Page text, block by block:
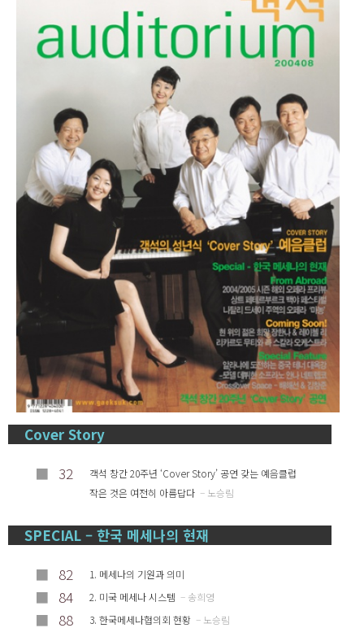
Cover Story
■ 32
객석 창간 20주년 ‘Cover Story’ 공연 갖는 예음클럽
작은 것은 여전히 아름답다 – 노승림
SPECIAL – 한국 메세나의 현재
■ 82 1. 메세나의 기원과 의미
■ 84 2. 미국 메세나 시스템 – 송희영
■ 88 3. 한국메세나협의회 현황 – 노승림